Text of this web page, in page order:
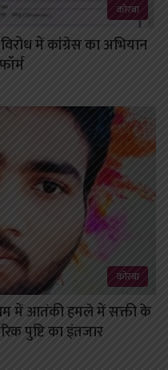
कोरबा
में कांग्रेस का अभियान
कोरबा
में आतंकी हमले में सक्ती के
पुष्टि का इंतजार